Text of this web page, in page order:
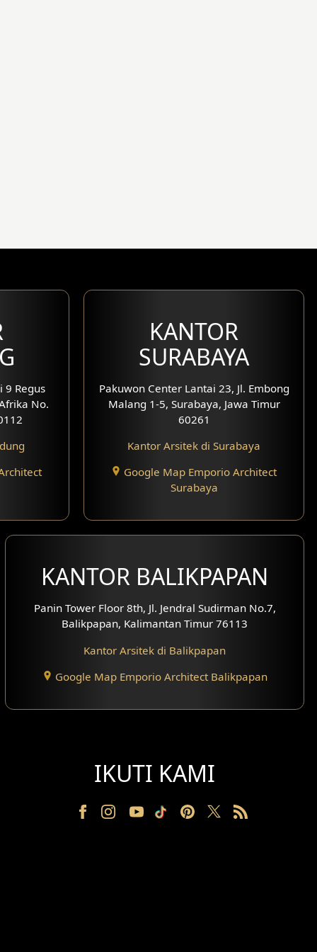
9 Regus
No.
KANTOR
SURABAYA
Pakuwon Center Lantai 23, Jl. Embong
Malang 1-5, Surabaya, Jawa Timur
60261
Kantor Arsitek di Surabaya
Google Map Emporio Architect
Surabaya
KANTOR BALIKPAPAN
Panin Tower Floor 8th, Jl. Jendral Sudirman No.7,
Balikpapan, Kalimantan Timur 76113
Kantor Arsitek di Balikpapan
Google Map Emporio Architect Balikpapan
IKUTI KAMI